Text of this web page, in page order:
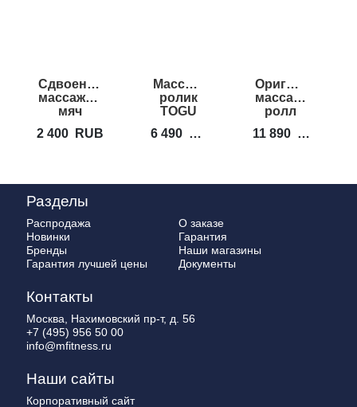
Cдвоенный
массажный
мяч
Peanut
2 400 RUB
Массажный
ролик
TOGU
6 490 RUB
Оригинальный
массажный
ролл
BETTER
11 890 RUB
Разделы
Распродажа
Новинки
Бренды
Гарантия лучшей цены
О заказе
Гарантия
Наши магазины
Документы
Контакты
Москва, Нахимовский пр-т, д. 56
+7 (495) 956 50 00
info@mfitness.ru
Наши сайты
Корпоративный сайт